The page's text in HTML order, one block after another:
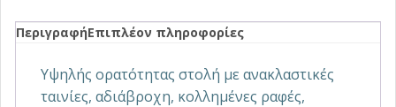
ΠεριγραφήΕπιπλέον πληροφορίες
Υψηλής ορατότητας στολή με ανακλαστικές
ταινίες, αδιάβροχη, κολλημένες ραφές,